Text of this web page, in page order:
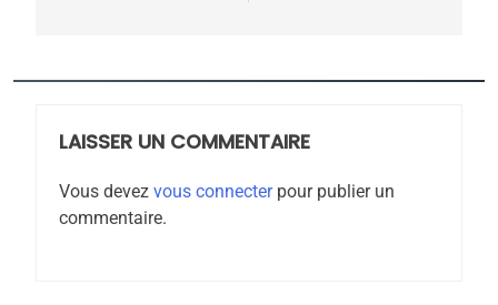
LAISSER UN COMMENTAIRE
Vous devez vous connecterpour publier un
commentaire.
2025, l’année la plus
rapport d’ADL contre
FRANCE ISRAÉL
6